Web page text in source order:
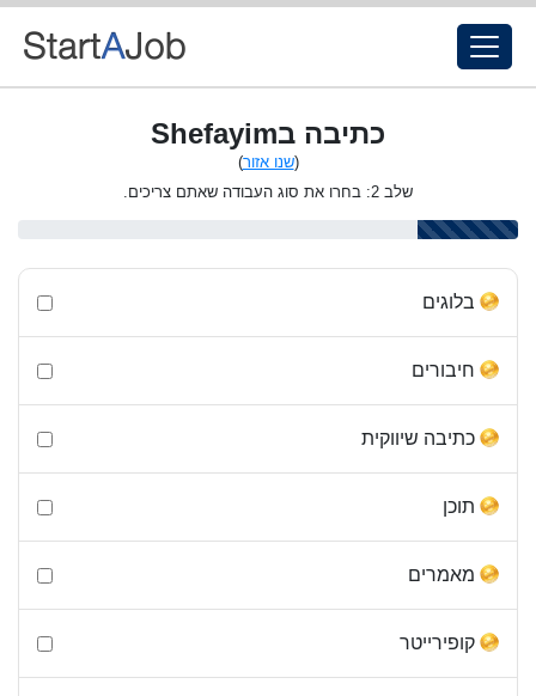
כתיבה בShefayim
(שנו אזור)
שלב 2: בחרו את סוג העבודה שאתם צריכים.
בלוגים
חיבורים
כתיבה שיווקית
תוכן
מאמרים
קופירייטר